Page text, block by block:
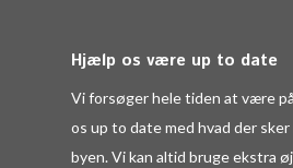
Hjælp os være up to date
Vi forsøger hele tiden at være
os up to date med hvad der
byen. Vi kan altid bruge ekstra